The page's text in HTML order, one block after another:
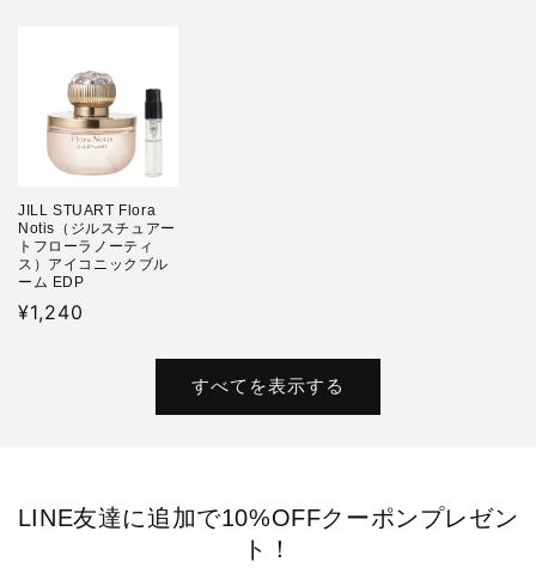
JILL STUART Flora
Notis（ジルスチュアー
トフローラノーティ
ス）アイコニックブル
ーム EDP
通
¥1,240
すべてを表示する
LINE友達に追加で10%OFFクーポンプレゼン
ト！